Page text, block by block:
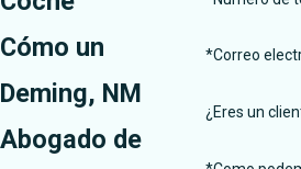
Cómo un
Deming, NM
Abogado de
*Correo
¿Eres un